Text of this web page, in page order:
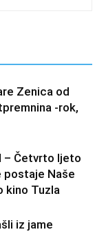
Zenica od
-rok,
– Četvrto ljeto
postaje Naše
kino Tuzla
iz jame